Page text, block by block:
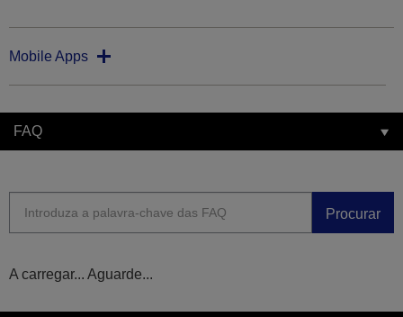
Mobile Apps
FAQ
Procurar
A carregar... Aguarde...